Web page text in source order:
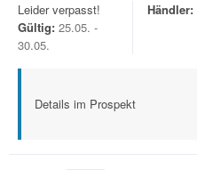
Leider verpasst!
Gültig: 25.05. -
30.05.
Händler:
Details im Prospekt